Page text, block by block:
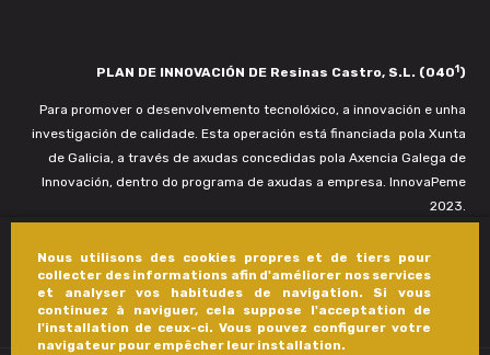
Nous utilisons des cookies propres et de tiers pour
collecter des informations afin d'améliorer nos services
et analyser vos habitudes de navigation. Si vous
continuez à naviguer, cela suppose l'acceptation de
l'installation de ceux-ci. Vous pouvez configurer votre
navigateur pour empêcher leur installation.
PLAN DE INNOVACIÓN DE Resinas Castro, S.L. (0401)
Para promover o desenvolvemento tecnolóxico, a innovación e unha
investigación de calidade. Esta operación está financiada pola Xunta
de Galicia, a través de axudas concedidas pola Axencia Galega de
Innovación, dentro do programa de axudas a empresa. InnovaPeme
2023.